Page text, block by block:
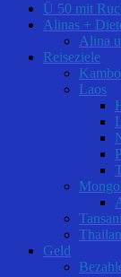
Ü 50 mit
Alinas +
Alina
Reiseziele
Laos
Geld